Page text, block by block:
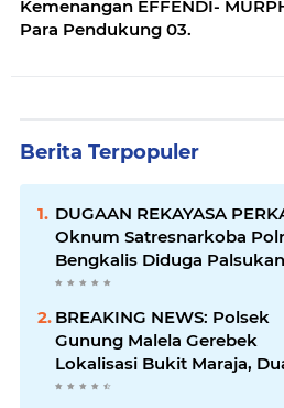
Kemenangan EFFENDI-
Para Pendukung 03.
Berita Terpopuler
DUGAAN REKAYASA
Oknum Satresnarkoba
Bengkalis Diduga Palsukan
Barang Bukti Hingga Paksa
BREAKING NEWS: Polsek
Gunung Malela Gerebek
Lokalisasi Bukit Maraja,
Perempuan Menangis Saat